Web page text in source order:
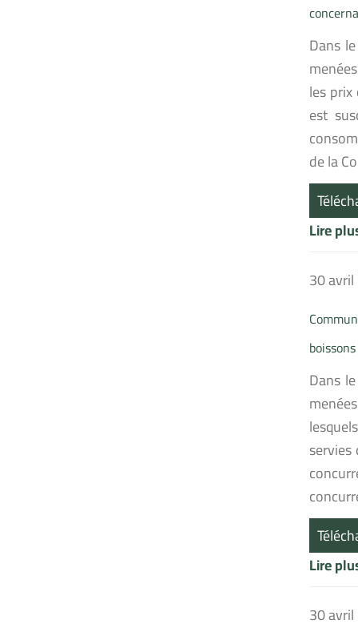
Dans
les
est
de la
Lire
30
Dans
Lire
30